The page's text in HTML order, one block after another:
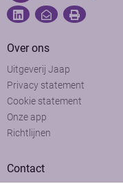
Over ons
Uitgeverij Jaap
Privacy statement
Cookie statement
Onze app
Richtlijnen
Contact